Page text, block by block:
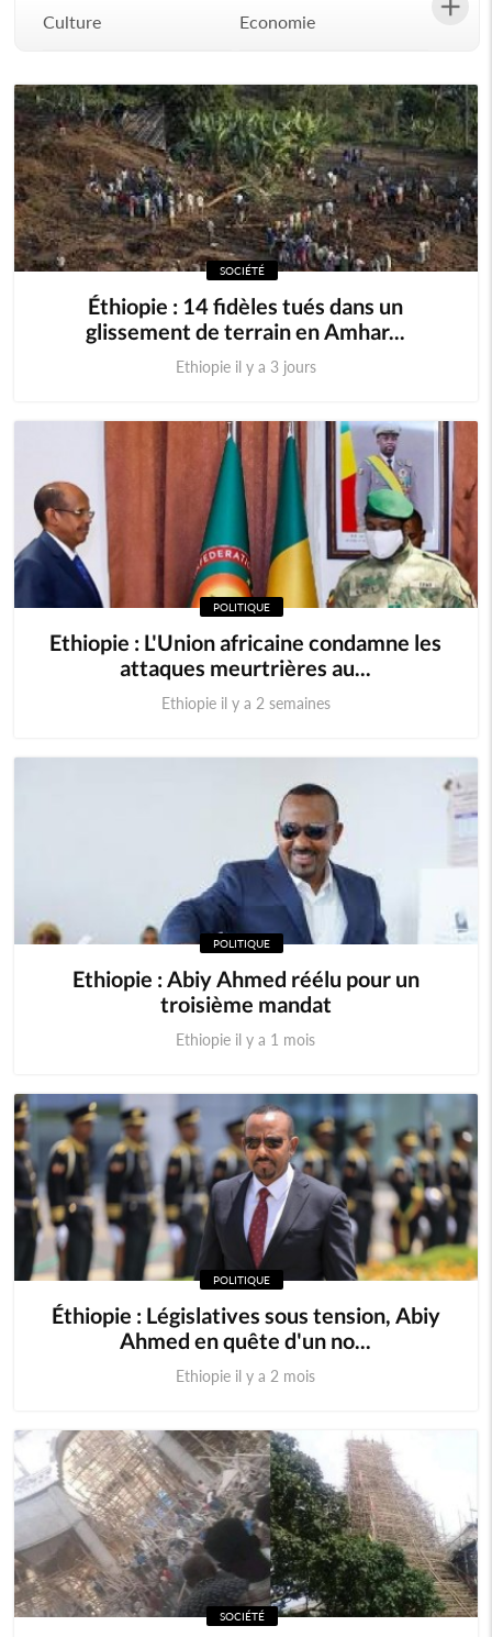
Culture Economie
Justice Mode
Politique Santé
Science Société
SOCIÉTÉ
Éthiopie : 14 fidèles tués dans un
glissement de terrain en Amhar...
Ethiopie il y a 3 jours
POLITIQUE
Ethiopie : L'Union africaine condamne les
attaques meurtrières au...
Ethiopie il y a 2 semaines
POLITIQUE
Ethiopie : Abiy Ahmed réélu pour un
troisième mandat
Ethiopie il y a 1 mois
POLITIQUE
Éthiopie : Législatives sous tension, Abiy
Ahmed en quête d'un no...
Ethiopie il y a 2 mois
SOCIÉTÉ